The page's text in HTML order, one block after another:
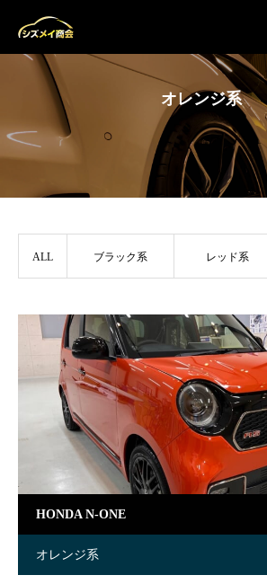
オレンジ系
ALL ブラック系 レッド系
HONDA N-ONE
オレンジ系